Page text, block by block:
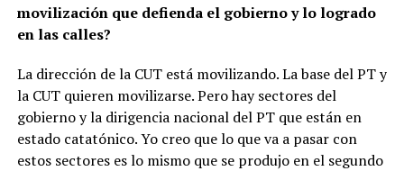
movilización que defienda el gobierno y lo logrado
en las calles?
La dirección de la CUT está movilizando. La base del PT y
la CUT quieren movilizarse. Pero hay sectores del
gobierno y la dirigencia nacional del PT que están en
estado catatónico. Yo creo que lo que va a pasar con
estos sectores es lo mismo que se produjo en el segundo